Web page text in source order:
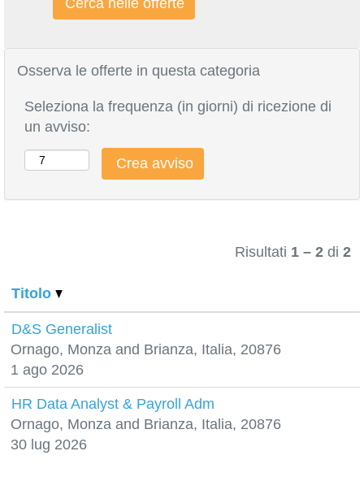
Osserva le offerte in questa categoria
Seleziona la frequenza (in giorni) di ricezione di
un avviso:
Risultati 1 – 2 di 2
Titolo
D&S Generalist
Ornago, Monza and Brianza, Italia, 20876
1 ago 2026
HR Data Analyst & Payroll Adm
Ornago, Monza and Brianza, Italia, 20876
30 lug 2026